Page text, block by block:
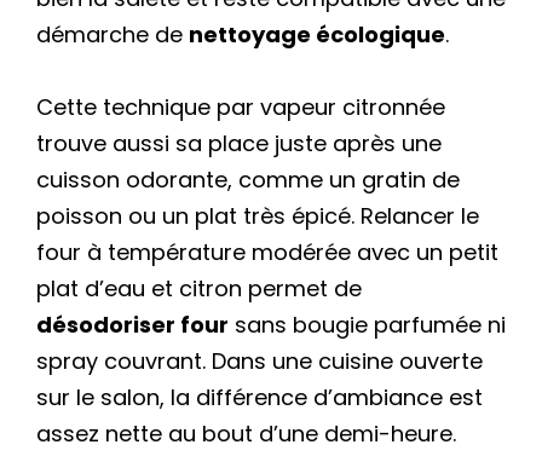
démarche de nettoyage écologique.
Cette technique par vapeur citronnée
trouve aussi sa place juste après une
cuisson odorante, comme un gratin de
poisson ou un plat très épicé. Relancer le
four à température modérée avec un petit
plat d’eau et citron permet de
désodoriser four sans bougie parfumée ni
spray couvrant. Dans une cuisine ouverte
sur le salon, la différence d’ambiance est
assez nette au bout d’une demi-heure.